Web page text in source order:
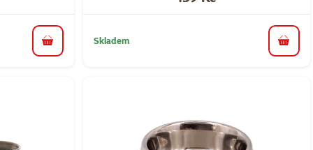
do košíku Skladem do